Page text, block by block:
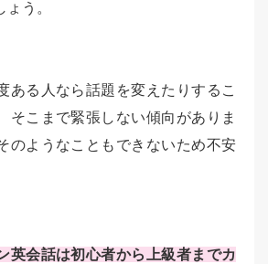
う。
ある人なら話題を変えたりするこ
そこまで緊張しない傾向がありま
のようなこともできないため不安
英会話は初心者から上級者までカ